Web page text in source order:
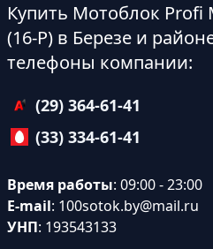
Купить Мотоблок Profi
(16-P) в Березе и
телефоны компании:
(29) 364-61-41
(33) 334-61-41
Время работы: 09:00 - 23:00
E-mail: 100sotok.by@mail.ru
УНП: 193543133